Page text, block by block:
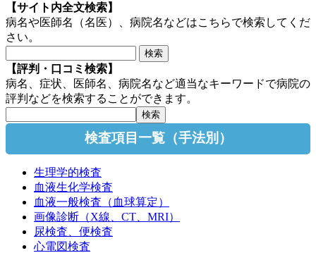
【サイト内全文検索】
病名や医師名（名医）、病院名などはこちらで検索してくだ
さい。
【評判・口コミ検索】
病名、症状、医師名、病院名など適当なキーワードで病院の
評判などを検索することができます。
検査項目一覧（手法別）
生理学的検査
血液生化学検査
血液一般検査（血球算定）
画像診断（X線、CT、MRI）
尿検査、便検査
心電図検査